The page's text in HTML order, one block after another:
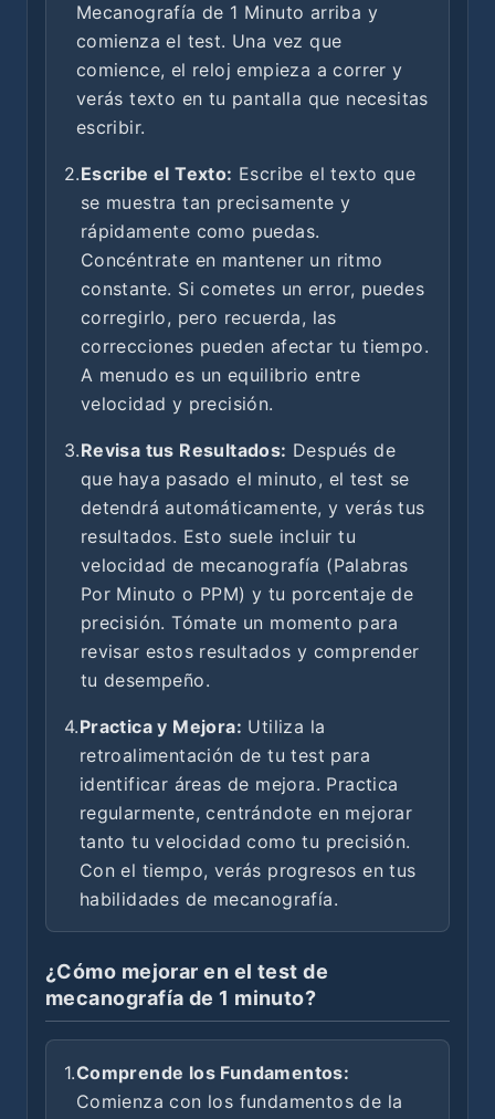
Mecanografía de 1 Minuto arriba y
comienza el test. Una vez que
comience, el reloj empieza a correr y
verás texto en tu pantalla que necesitas
escribir.
2.Escribe el Texto: Escribe el texto que
se muestra tan precisamente y
rápidamente como puedas.
Concéntrate en mantener un ritmo
constante. Si cometes un error, puedes
corregirlo, pero recuerda, las
correcciones pueden afectar tu tiempo.
A menudo es un equilibrio entre
velocidad y precisión.
3.Revisa tus Resultados: Después de
que haya pasado el minuto, el test se
detendrá automáticamente, y verás tus
resultados. Esto suele incluir tu
velocidad de mecanografía (Palabras
Por Minuto o PPM) y tu porcentaje de
precisión. Tómate un momento para
revisar estos resultados y comprender
tu desempeño.
4.Practica y Mejora: Utiliza la
retroalimentación de tu test para
identificar áreas de mejora. Practica
regularmente, centrándote en mejorar
tanto tu velocidad como tu precisión.
Con el tiempo, verás progresos en tus
habilidades de mecanografía.
¿Cómo mejorar en el test de
mecanografía de 1 minuto?
1.Comprende los Fundamentos:
Comienza con los fundamentos de la